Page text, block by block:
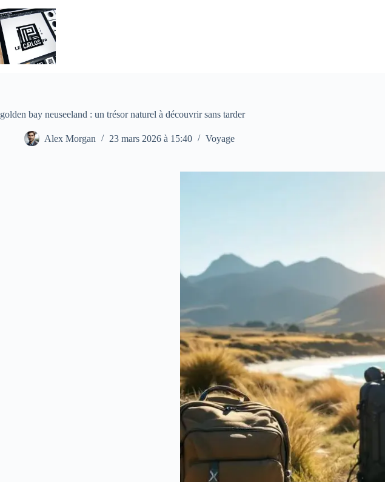
au
contenu
golden bay neuseeland : un trésor naturel à découvrir sans tarder
Alex Morgan 23 mars 2026 à 15:40 Voyage